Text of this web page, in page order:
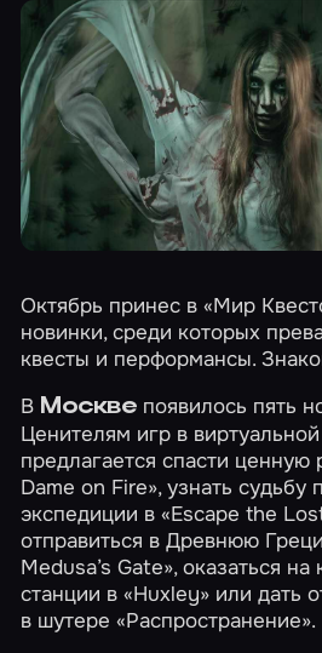
Октябрь принес в «Мир
новинки, среди которых
квесты и перформансы.
В Москвепоявилось пять
Ценителям игр в
предлагается спасти
Dame on Fire», узнать судьбу
экспедиции в«Escape the
отправиться в Древнюю
Medusa’s Gate», оказаться
станции в«Huxley» или дать
в шутере«Распространение».